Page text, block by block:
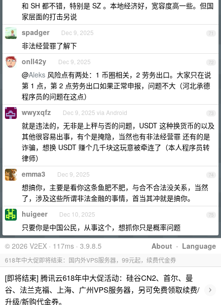
和 SH 都不错，特别是 SZ 。本地经济好，宽容度高一些。但国
家层面的打击另说
71
spadger Dec 9, 2025
非法经营罪了解下
72
onll42y Dec 9, 2025
@Aleks 风险点有两处：1 币圈相关，2 劳务出口。大家只在说
第 1 点，第 2 点劳务出口如果正常申报，问题不大（河北承德
程序员的问题在这点）
73
wwyxqfz Dec 9, 2025 via Android
就是违法的，无非是上秤与否的问题，USDT 这种换货币的以及
其他很容易出事，有个是掩隐，当然也有非法经营罪 还有的是
诈骗，想换 USDT 赚个几千块这玩意被牵连了（本人程序员转
律师）
74
emma3 Dec 9, 2025
想搞你，主要是看你这条鱼肥不肥，与合不合法没关系，当然
了，涉及这些所谓非法金融的事情，首当其冲就是搞你。
75
huigeer Dec 10, 2025
只要你是中国公民，从事这个，想抓你只是概率问题
About · Language
© 2026 V2EX · 117ms · 3.9.8.5
618年中大促即将结束：国内外VPS服务器，99元起，续费代金券
[即将结束] 腾讯云618年中大促活动：硅谷CN2、首尔、曼
谷、法兰克福、上海、广州VPS服务器，另可免费领取续费/
升级/新购代金券。
›